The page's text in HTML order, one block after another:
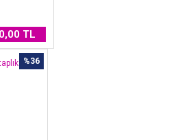
TL
%36